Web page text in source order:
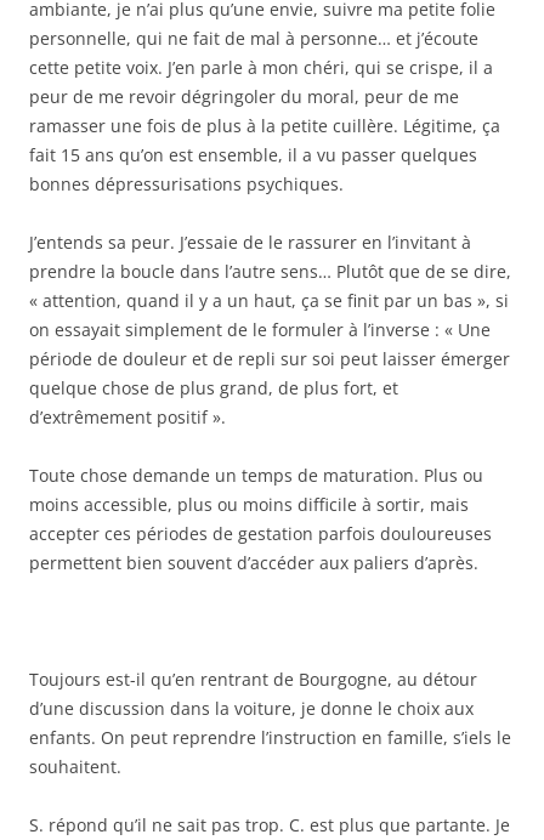
ambiante, je n’ai plus qu’une envie, suivre ma petite folie
personnelle, qui ne fait de mal à personne… et j’écoute
cette petite voix. J’en parle à mon chéri, qui se crispe, il a
peur de me revoir dégringoler du moral, peur de me
ramasser une fois de plus à la petite cuillère. Légitime, ça
fait 15 ans qu’on est ensemble, il a vu passer quelques
bonnes dépressurisations psychiques.
J’entends sa peur. J’essaie de le rassurer en l’invitant à
prendre la boucle dans l’autre sens… Plutôt que de se dire,
« attention, quand il y a un haut, ça se finit par un bas », si
on essayait simplement de le formuler à l’inverse : « Une
période de douleur et de repli sur soi peut laisser émerger
quelque chose de plus grand, de plus fort, et
d’extrêmement positif ».
Toute chose demande un temps de maturation. Plus ou
moins accessible, plus ou moins difficile à sortir, mais
accepter ces périodes de gestation parfois douloureuses
permettent bien souvent d’accéder aux paliers d’après.
Toujours est-il qu’en rentrant de Bourgogne, au détour
d’une discussion dans la voiture, je donne le choix aux
enfants. On peut reprendre l’instruction en famille, s’iels le
souhaitent.
S. répond qu’il ne sait pas trop. C. est plus que partante. Je